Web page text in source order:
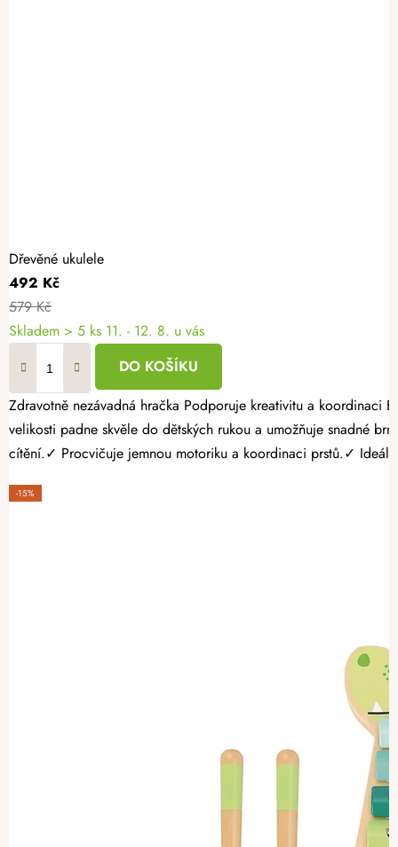
Dřevěné ukulele
492 Kč
579 Kč
Skladem > 5 ks 11. - 12. 8. u vás
DO KOŠÍKU
Zdravotně nezávadná hračka Podporuje kreativitu a koordinaci Bez ostrých hran a třísek Dřevěné ukulele je ideálním prvním hudebním nástrojem pro děti, které chtějí objevovat svět melodií a rytmu. Díky své
velikosti padne skvěle do dětských rukou a umožňuje snadné brnkání i první pokusy o hraní jednoduchých
cítění.✓ Procvičuje jemnou motoriku a koordinaci prstů.✓
-15%